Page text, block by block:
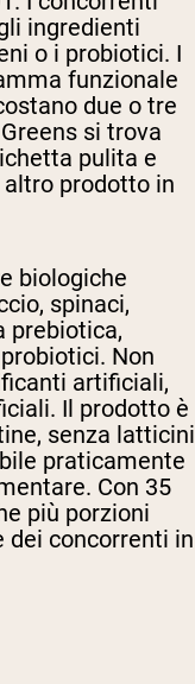
ingredienti
o i probiotici. I
funzionale
due o tre
si trova
pulita e
prodotto in
biologiche
spinaci,
prebiotica,
Non
artificiali,
Il prodotto è
senza latticini
praticamente
Con 35
più porzioni
concorrenti in